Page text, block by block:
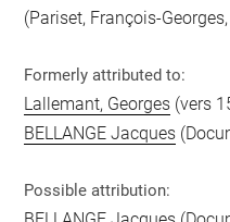
(Pariset, François-
Formerly attributed to:
Lallemant, Georges (vers
BELLANGE Jacques
Possible attribution: